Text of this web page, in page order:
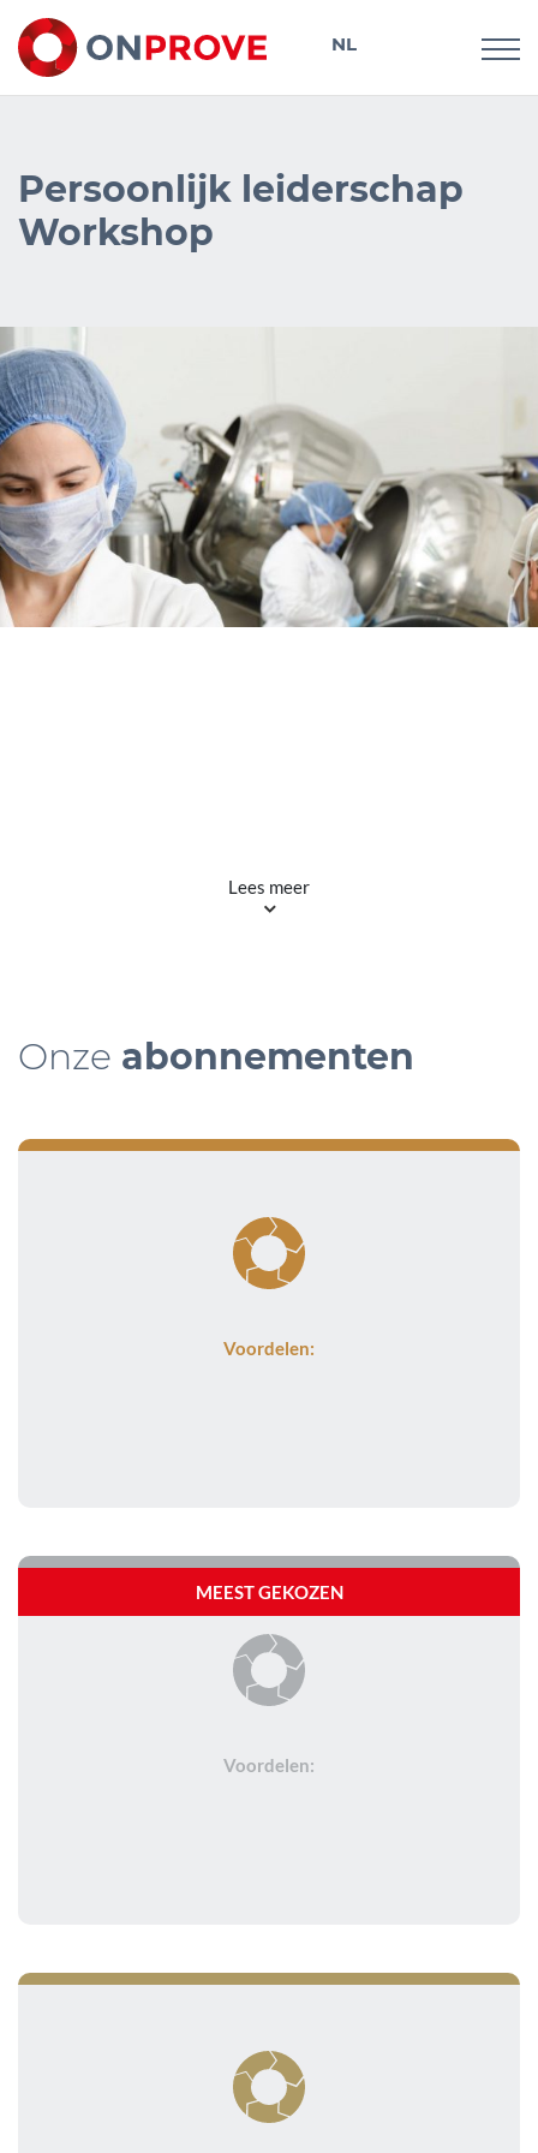
NL
Persoonlijk leiderschap
Workshop
Lees meer
Onze abonnementen
Voordelen:
MEEST GEKOZEN
Voordelen: